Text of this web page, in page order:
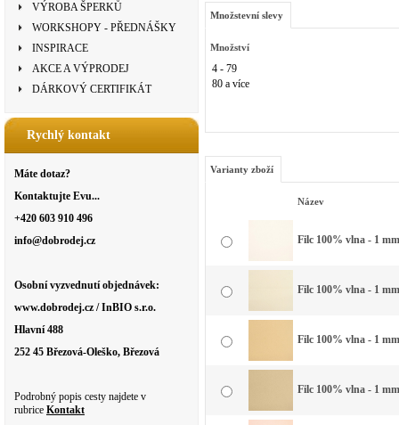
VÝROBA ŠPERKŮ
WORKSHOPY - PŘEDNÁŠKY
INSPIRACE
AKCE A VÝPRODEJ
DÁRKOVÝ CERTIFIKÁT
Rychlý kontakt
Máte dotaz?
Kontaktujte Evu...
+420 603 910 496
info@dobrodej.cz
Osobní vyzvednutí objednávek:
www.dobrodej.cz / InBIO s.r.o.
Hlavní 488
252 45 Březová-Oleško, Březová
Podrobný popis cesty najdete v
rubrice Kontakt
Množstevní slevy
Množství
4 - 79
80 a více
Varianty zboží
Název
Filc 100% vlna - 1
Filc 100% vlna - 1
Filc 100% vlna - 1
Filc 100% vlna - 1